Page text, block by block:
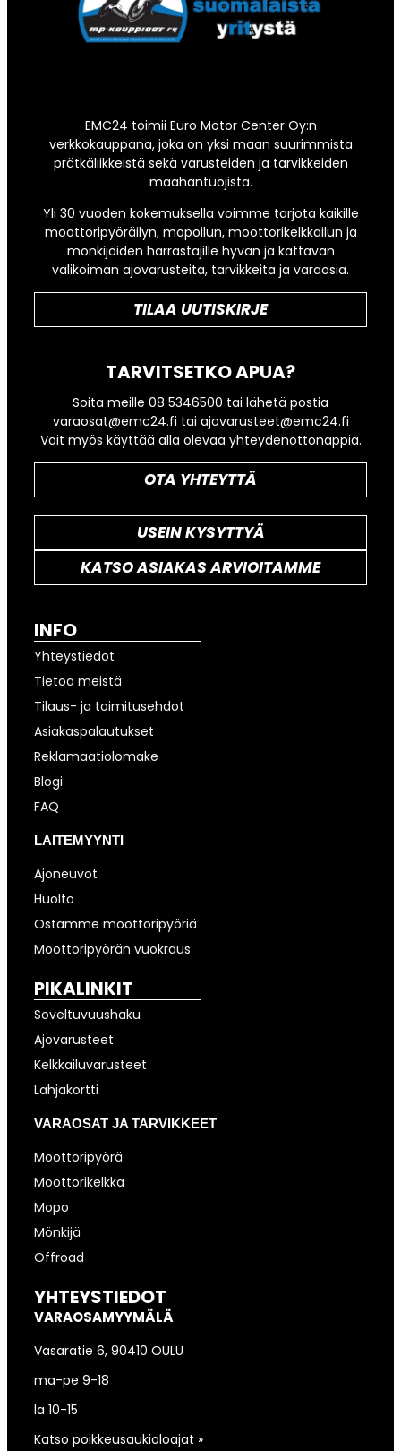
EMC24 toimii Euro Motor Center Oy:n
verkkokauppana, joka on yksi maan suurimmista
prätkäliikkeistä sekä varusteiden ja tarvikkeiden
maahantuojista.
Yli 30 vuoden kokemuksella voimme tarjota kaikille
moottoripyöräilyn, mopoilun, moottorikelkkailun ja
mönkijöiden harrastajille hyvän ja kattavan
valikoiman ajovarusteita, tarvikkeita ja varaosia.
TILAA UUTISKIRJE
TARVITSETKO APUA?
Soita meille 08 5346500 tai lähetä postia
varaosat@emc24.fi tai ajovarusteet@emc24.fi
Voit myös käyttää alla olevaa yhteydenottonappia.
OTA YHTEYTTÄ
USEIN KYSYTTYÄ
KATSO ASIAKAS ARVIOITAMME
INFO
Yhteystiedot
Tietoa meistä
Tilaus- ja toimitusehdot
Asiakaspalautukset
Reklamaatiolomake
Blogi
FAQ
LAITEMYYNTI
Ajoneuvot
Huolto
Ostamme moottoripyöriä
Moottoripyörän vuokraus
PIKALINKIT
Soveltuvuushaku
Ajovarusteet
Kelkkailuvarusteet
Lahjakortti
VARAOSAT JA TARVIKKEET
Moottoripyörä
Moottorikelkka
Mopo
Mönkijä
Offroad
YHTEYSTIEDOT
VARAOSAMYYMÄLÄ
Vasaratie 6, 90410 OULU
ma-pe 9-18
la 10-15
Katso poikkeusaukioloajat »